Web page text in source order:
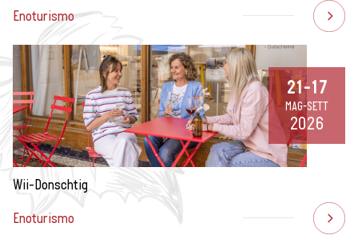
Enoturismo
21-17
MAG-SETT
2026
Wii-Donschtig
Enoturismo